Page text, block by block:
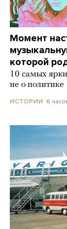
Момент
которой
10 самых
не о политике
ИСТОРИИ 6